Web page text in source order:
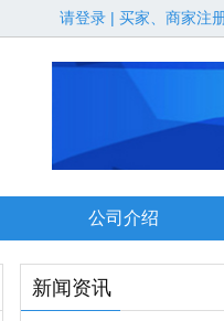
请登录 | 买家、商家注
公司介绍
新闻资讯